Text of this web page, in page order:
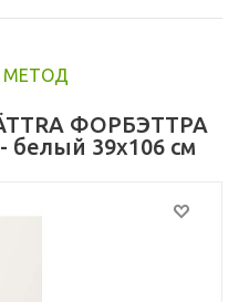
МЕТОД
ФОРБЭТТРА
белый 39x106 см